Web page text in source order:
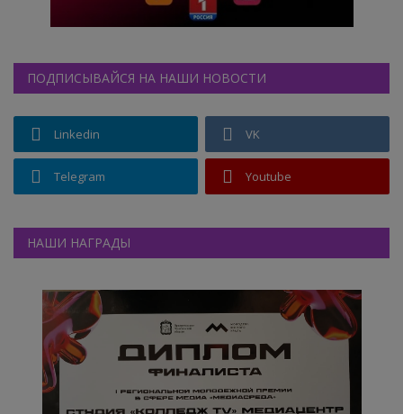
ПОДПИСЫВАЙСЯ НА НАШИ НОВОСТИ
Linkedin VK
Telegram Youtube
НАШИ НАГРАДЫ